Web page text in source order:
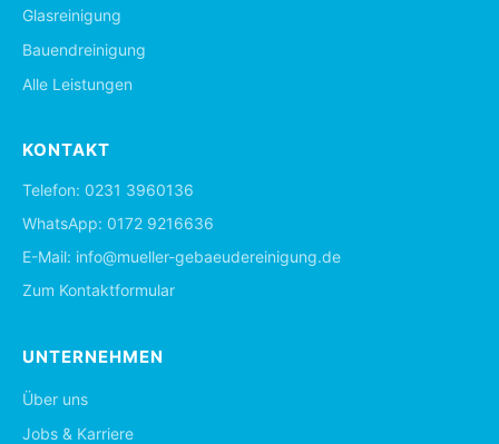
Glasreinigung
Bauendreinigung
Alle Leistungen
KONTAKT
Telefon: 0231 3960136
WhatsApp: 0172 9216636
E-Mail: info@mueller-gebaeudereinigung.de
Zum Kontaktformular
UNTERNEHMEN
Über uns
Jobs & Karriere